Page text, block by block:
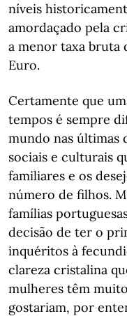
níveis
amordaçado pela
a menor taxa bruta
Euro.
Certamente que
tempos é sempre
mundo nas últimas
sociais e culturais
familiares e os
número de filhos.
famílias
decisão de ter o
inquéritos à
clareza cristalina
mulheres têm
gostariam, por